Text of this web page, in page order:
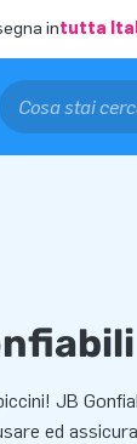
intutta
JB
ed